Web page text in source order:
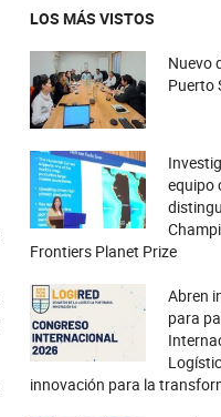
LOS MÁS VISTOS
Nuevo
Puerto
equipo
Frontiers Planet Prize
Abren
para
innovación para la